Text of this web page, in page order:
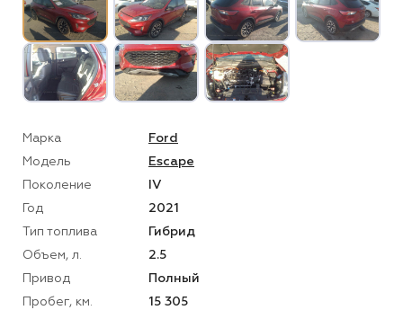
Марка
Ford
Модель
Escape
Поколение
IV
Год
2021
Тип топлива
Гибрид
Объем, л.
2.5
Привод
Полный
Пробег, км.
15 305